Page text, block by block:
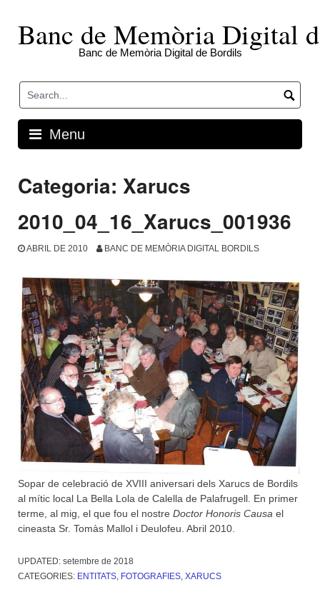
contentBanc de Memòria Digital
Banc de Memòria Digital de Bordils
Menu
Categoria: Xarucs
2010_04_16_Xarucs_001936
ABRIL DE 2010 BANC DE MEMÒRIA DIGITAL BORDILS
Sopar de celebració de XVIII aniversari dels Xarucs de Bordils
al mític local La Bella Lola de Calella de Palafrugell. En primer
terme, al mig, el que fou el nostre Doctor Honoris Causa el
cineasta Sr. Tomàs Mallol i Deulofeu. Abril 2010.
UPDATED: setembre de 2018
CATEGORIES: ENTITATS, FOTOGRAFIES, XARUCS